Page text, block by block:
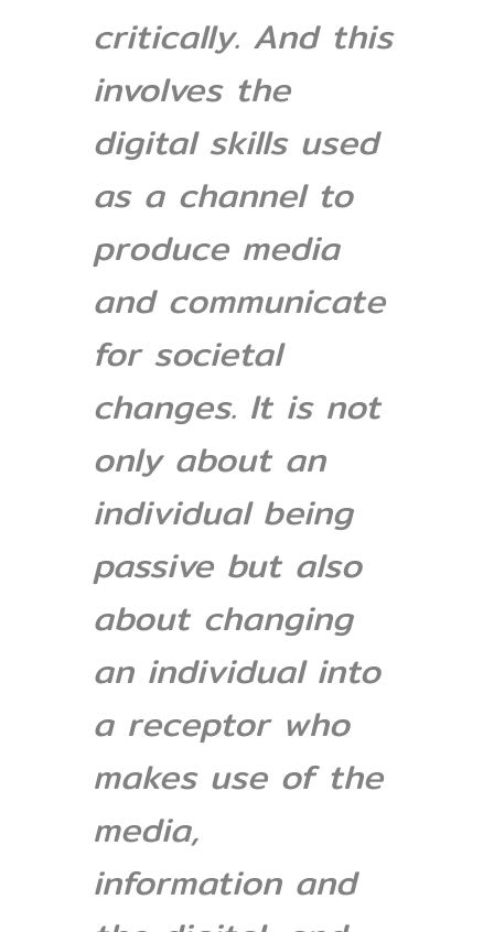
critically. And this
involves the
digital skills used
as a channel to
produce media
and communicate
for societal
changes. It is not
only about an
individual being
passive but also
about changing
an individual into
a receptor who
makes use of the
media,
information and